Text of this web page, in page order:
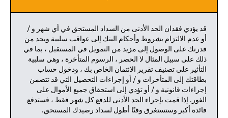
قد يؤدي فقدان الحد الأدنى من السداد المستحق في أي شهر و /
أو عدم الالتزام بشروط وأحكام البنك إلى عواقب سلبية ويحد من
قدرتك على الوصول إلى مزيد من التمويل في المستقبل ، بما في
ذلك على سبيل المثال لا الحصر ، الرسوم المتأخرة ، وهي سلبية
التأثير على تصنيف تقرير الائتمان الخاص بك ، ودخول حساب
بطاقتك إلى المتأخرات و / أو إجراءات التحصيل التي قد تتضمن
إجراءات قانونية و / أو تؤدي إلى استحقاق جميع الأموال على
الفور. إذا قمت بإجراء الحد الأدنى للدفع كل شهر فقط ، فستدفع
فائدة أكبر وستستغرق وقتًا أطول لسداد رصيدك المستحق.